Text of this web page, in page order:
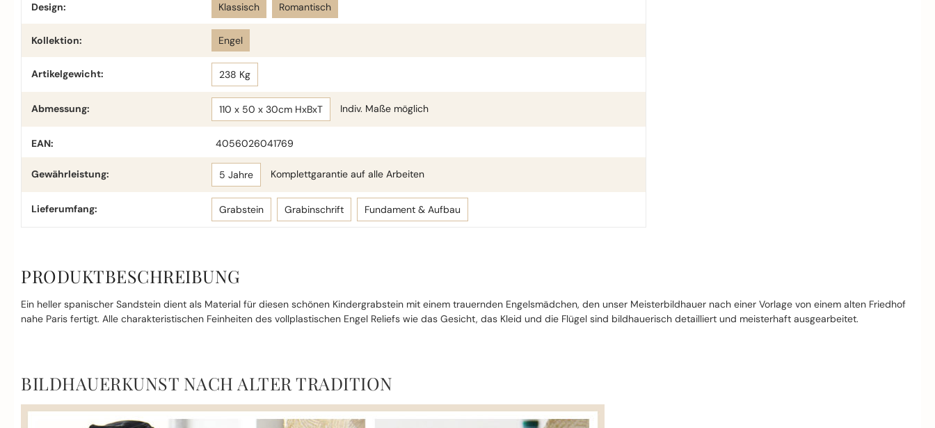
Design: Klassisch Romantisch
Kollektion: Engel
Artikelgewicht: 238 Kg
Abmessung: 110 x 50 x 30cm HxBxT Indiv. Maße möglich
EAN: 4056026041769
Gewährleistung: 5 Jahre Komplettgarantie auf alle Arbeiten
Lieferumfang: Grabstein Grabinschrift Fundament & Aufbau
PRODUKTBESCHREIBUNG
Ein heller spanischer Sandstein dient als Material für diesen schönen Kindergrabstein mit einem trauernden Engelsmädchen, den unser Meisterbildhauer nach einer Vorlage von einem alten Friedhof
nahe Paris fertigt. Alle charakteristischen Feinheiten des vollplastischen Engel Reliefs wie das Gesicht, das Kleid und die Flügel sind bildhauerisch detailliert und meisterhaft ausgearbeitet.
BILDHAUERKUNST NACH ALTER TRADITION